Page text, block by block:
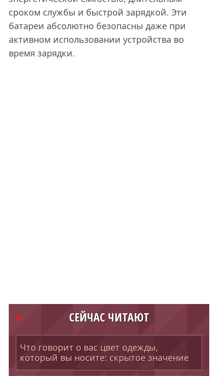
сроком службы и быстрой зарядкой. Эти
батареи абсолютно безопасны даже при
активном использовании устройства во
время зарядки.
СЕЙЧАС ЧИТАЮТ
Что говорит о вас цвет одежды,
который вы носите: скрытое значение